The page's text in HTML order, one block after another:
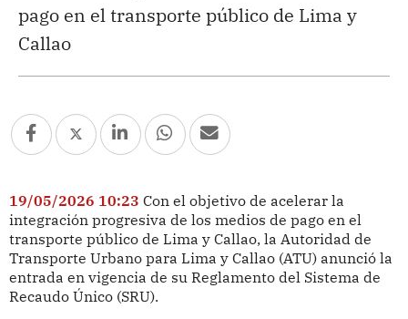
pago en el transporte público de Lima y
Callao
19/05/2026 10:23 Con el objetivo de acelerar la
integración progresiva de los medios de pago en el
transporte público de Lima y Callao, la Autoridad de
Transporte Urbano para Lima y Callao (ATU) anunció la
entrada en vigencia de su Reglamento del Sistema de
Recaudo Único (SRU).